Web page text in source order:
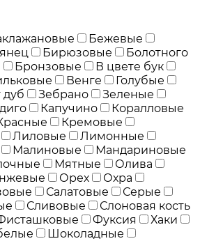
Бежевые
Бирюзовые
Болотного
Бронзовые
В цвете бук
Венге
Голубые
дуб Зебрано
Зеленые
Капучино
Коралловые
Кремовые
Лиловые
Лимонные
Малиновые
Мандариновые
Мятные
Олива
Орех
Охра
Салатовые
Серые
Сливовые
Слоновая кость
Фуксия
Хаки
Шоколадные